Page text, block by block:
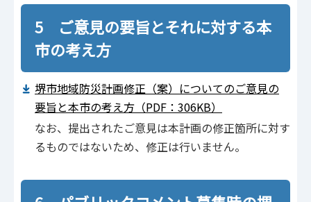
5 ご意見の要旨とそれに対する本
市の考え方
堺市地域防災計画修正（案）についてのご意見の
要旨と本市の考え方（PDF：306KB）
なお、提出されたご意見は本計画の修正箇所に対す
るものではないため、修正は行いません。